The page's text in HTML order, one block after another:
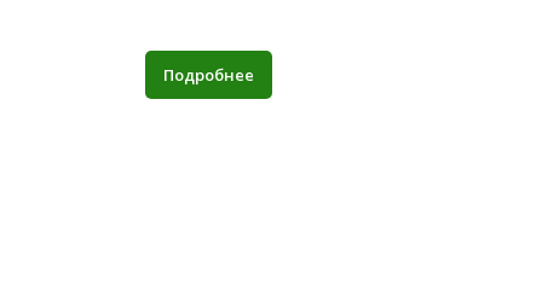
Подробнее